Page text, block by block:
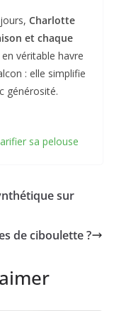
Charlotte
et chaque
véritable havre
: elle simplifie
générosité.
sa pelouse
sur
de ciboulette ?